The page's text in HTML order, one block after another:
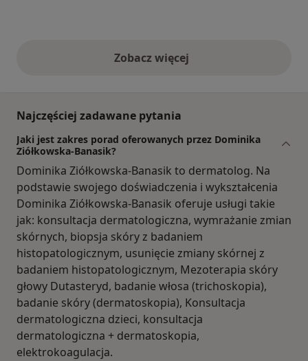
Zobacz więcejopinie powyżej
Najczęściej zadawane pytania
Jaki jest zakres porad oferowanych przez Dominika
Ziółkowska-Banasik?
Dominika Ziółkowska-Banasik to dermatolog. Na
podstawie swojego doświadczenia i wykształcenia
Dominika Ziółkowska-Banasik oferuje usługi takie
jak: konsultacja dermatologiczna, wymrażanie zmian
skórnych, biopsja skóry z badaniem
histopatologicznym, usunięcie zmiany skórnej z
badaniem histopatologicznym, Mezoterapia skóry
głowy Dutasteryd, badanie włosa (trichoskopia),
badanie skóry (dermatoskopia), Konsultacja
dermatologiczna dzieci, konsultacja
dermatologiczna + dermatoskopia,
elektrokoagulacja.